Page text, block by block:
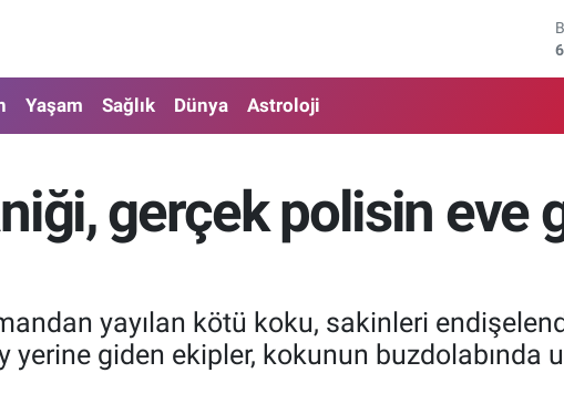
Yaşam Sağlık Dünya Astroloji
gerçek polisin eve
yayılan kötü koku, sakinleri
yerine giden ekipler, kokunun buzdolabında